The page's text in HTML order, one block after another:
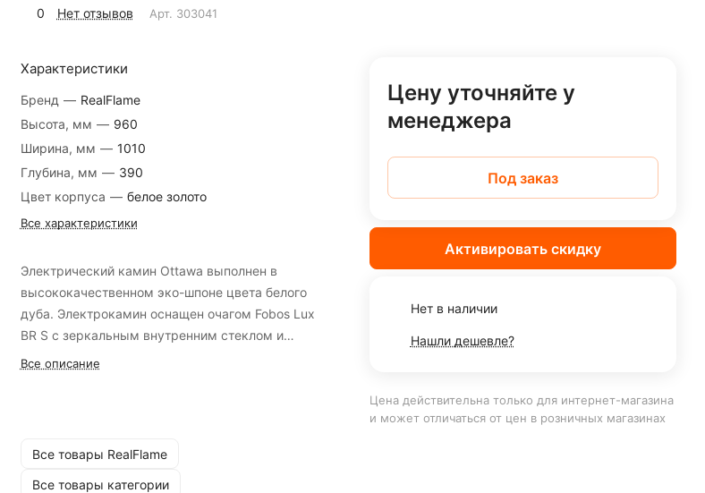
0 Нет отзывов Арт. 303041
Характеристики
Бренд — RealFlame
Высота, мм — 960
Ширина, мм — 1010
Глубина, мм — 390
Цвет корпуса — белое золото
Все характеристики
Электрический камин Ottawa выполнен в
высококачественном эко-шпоне цвета белого
дуба. Электрокамин оснащен очагом Fobos Lux
BR S с зеркальным внутренним стеклом и
реалистичным муляжом дров. Камин имеет
Все описание
Все товары RealFlame
Все товары категории
Цену уточняйте у
менеджера
Под заказ
Активировать скидку
Нет в наличии
Нашли дешевле?
Цена действительна только для интернет-магазина
и может отличаться от цен в розничных магазинах